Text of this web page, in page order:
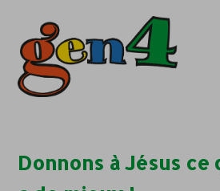
Donnons à Jésus ce